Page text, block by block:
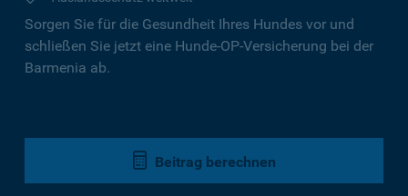
Sorgen Sie für die Gesundheit Ihres Hundes vor und
schließen Sie jetzt eine Hunde-OP-Versicherung bei der
Barmenia ab.
Beitrag berechnen